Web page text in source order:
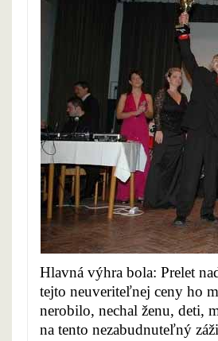
Hlavná výhra bola: Prelet
tejto neuveriteľnej ceny ho
nerobilo, nechal ženu, deti,
na tento nezabudnuteľný